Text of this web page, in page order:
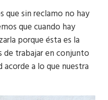
que sin reclamo no hay
que cuando hay
porque ésta es la
de trabajar en conjunto
acorde a lo que nuestra